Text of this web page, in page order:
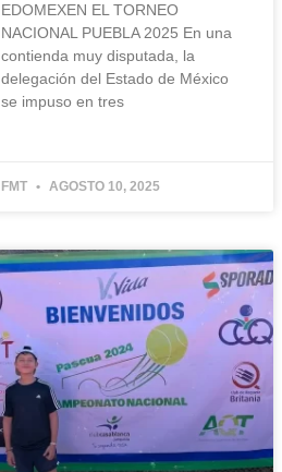
EDOMEXEN EL TORNEO
NACIONAL PUEBLA 2025 En una
contienda muy disputada, la
delegación del Estado de México
se impuso en tres
FMT AGOSTO 10, 2025